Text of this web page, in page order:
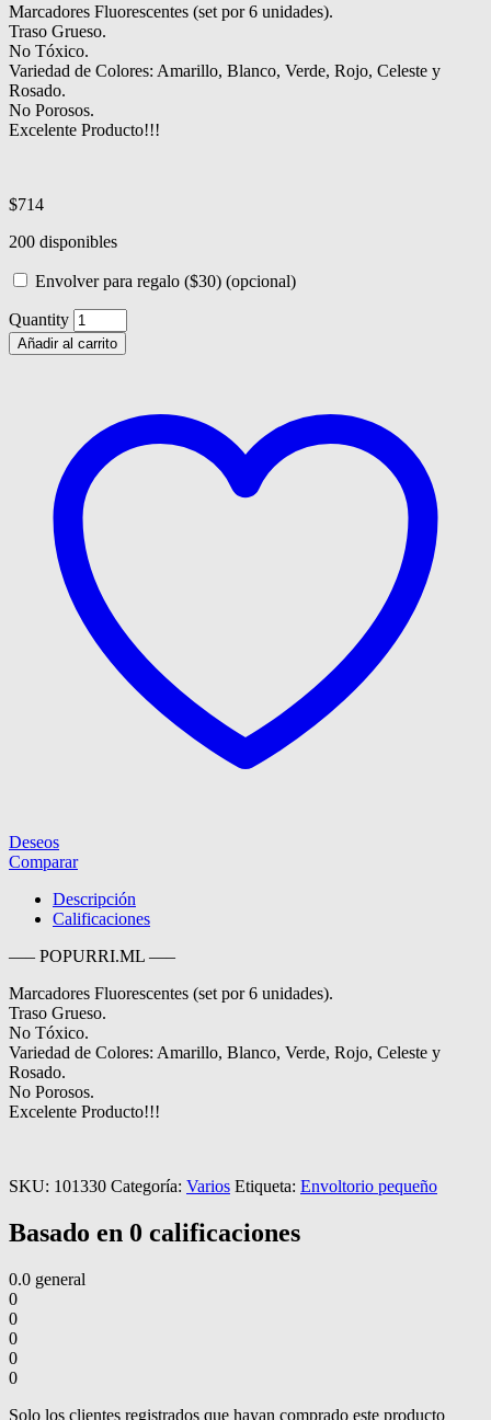
Marcadores Fluorescentes (set por 6 unidades).
Traso Grueso.
No Tóxico.
Variedad de Colores: Amarillo, Blanco, Verde, Rojo, Celeste y
Rosado.
No Porosos.
Excelente Producto!!!
$714
200 disponibles
Envolver para regalo ($30) (opcional)
Quantity
Añadir al carrito
Deseos
Comparar
Descripción
Calificaciones
—– POPURRI.ML —–
Marcadores Fluorescentes (set por 6 unidades).
Traso Grueso.
No Tóxico.
Variedad de Colores: Amarillo, Blanco, Verde, Rojo, Celeste y
Rosado.
No Porosos.
Excelente Producto!!!
SKU: 101330 Categoría: Varios Etiqueta: Envoltorio pequeño
Basado en 0 calificaciones
0.0 general
0
0
0
0
0
Solo los clientes registrados que hayan comprado este producto